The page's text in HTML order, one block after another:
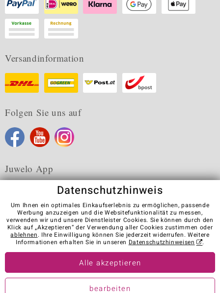
Versandinformation
Folgen Sie uns auf
Juwelo App
Karriere AGB Datenschutz Cookies
Impressum
Kontakt
Vertrag widerrufen
Visit our stores in other countries:
© Juwelo Deutschland GmbH (ein Tochterunternehmen der elumeo
Datenschutzhinweis
Um Ihnen ein optimales Einkaufserlebnis zu ermöglichen, passende
Werbung anzuzeigen und die Websitefunktionalität zu messen,
verwenden wir und unsere Dienstleister Cookies. Sie können durch den
Klick auf „Akzeptieren“ der Verwendung aller Cookies zustimmen oder
ablehnen. Ihre Einwilligung können Sie jederzeit widerrufen. Weitere
Informationen erhalten Sie in unseren Datenschutzhinweisen .
Alle akzeptieren
bearbeiten